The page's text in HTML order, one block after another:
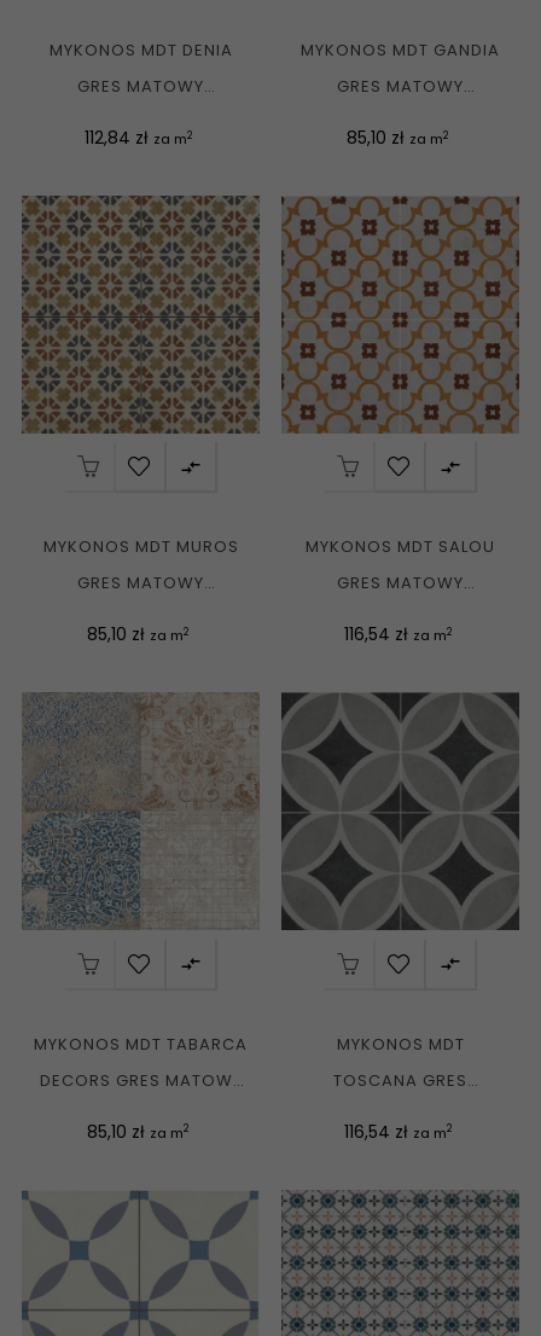
MYKONOS MDT DENIA
GRES MATOWY
Cena
112,84 zł za m2
MYKONOS MDT GANDIA
GRES MATOWY
Cena
85,10 zł za m2

MYKONOS MDT MUROS
GRES MATOWY
Cena
85,10 zł za m2

MYKONOS MDT SALOU
GRES MATOWY
Cena
116,54 zł za m2

MYKONOS MDT TABARCA
DECORS GRES MATOWY
Cena
85,10 zł za m2

MYKONOS MDT
TOSCANA GRES
Cena
116,54 zł za m2